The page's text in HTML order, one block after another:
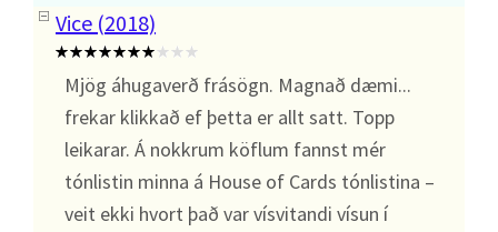
Vice (2018)
Mjög áhugaverð frásögn. Magnað dæmi...
frekar klikkað ef þetta er allt satt. Topp
leikarar. Á nokkrum köflum fannst mér
tónlistin minna á House of Cards tónlistina –
veit ekki hvort það var vísvitandi vísun í